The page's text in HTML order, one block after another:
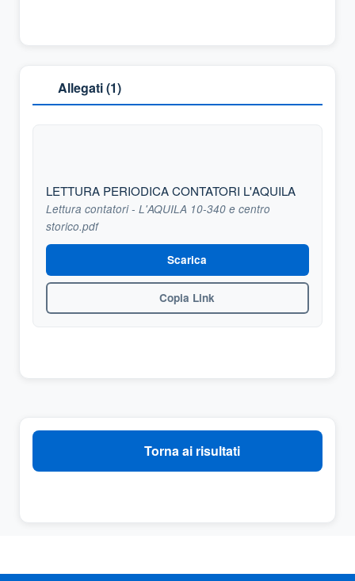
Allegati (1)
LETTURA PERIODICA CONTATORI L'AQUILA
Lettura contatori - L'AQUILA 10-340 e centro
storico.pdf
Scarica
Copia Link
Torna ai risultati